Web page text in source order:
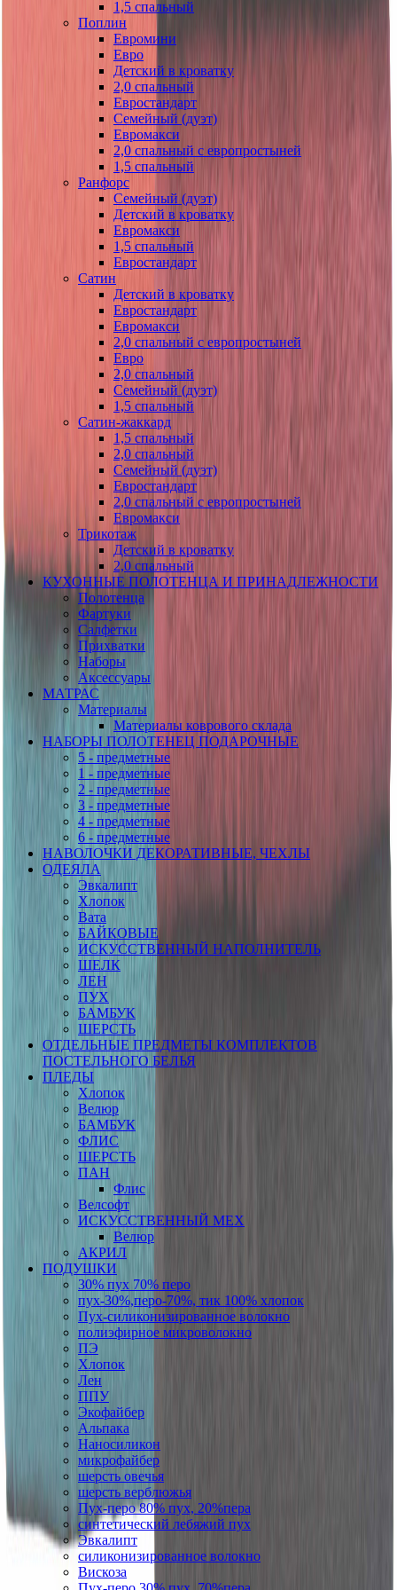
1,5 спальный
Поплин
Евромини
Евро
Детский в кроватку
2,0 спальный
Евростандарт
Семейный (дуэт)
Евромакси
2,0 спальный с европростыней
1,5 спальный
Ранфорс
Семейный (дуэт)
Детский в кроватку
Евромакси
1,5 спальный
Евростандарт
Сатин
Детский в кроватку
Евростандарт
Евромакси
2,0 спальный с европростыней
Евро
2,0 спальный
Семейный (дуэт)
1,5 спальный
Сатин-жаккард
1,5 спальный
2,0 спальный
Семейный (дуэт)
Евростандарт
2,0 спальный с европростыней
Евромакси
Трикотаж
Детский в кроватку
2,0 спальный
КУХОННЫЕ ПОЛОТЕНЦА И ПРИНАДЛЕЖНОСТИ
Полотенца
Фартуки
Салфетки
Прихватки
Наборы
Аксессуары
МАТРАС
Материалы
Материалы коврового склада
НАБОРЫ ПОЛОТЕНЕЦ ПОДАРОЧНЫЕ
5 - предметные
1 - предметные
2 - предметные
3 - предметные
4 - предметные
6 - предметные
НАВОЛОЧКИ ДЕКОРАТИВНЫЕ, ЧЕХЛЫ
ОДЕЯЛА
Эвкалипт
Хлопок
Вата
БАЙКОВЫЕ
ИСКУССТВЕННЫЙ НАПОЛНИТЕЛЬ
ШЕЛК
ЛЕН
ПУХ
БАМБУК
ШЕРСТЬ
ОТДЕЛЬНЫЕ ПРЕДМЕТЫ КОМПЛЕКТОВ
ПОСТЕЛЬНОГО БЕЛЬЯ
ПЛЕДЫ
Хлопок
Велюр
БАМБУК
ФЛИС
ШЕРСТЬ
ПАН
Флис
Велсофт
ИСКУССТВЕННЫЙ МЕХ
Велюр
АКРИЛ
ПОДУШКИ
30% пух 70% перо
пух-30%,перо-70%, тик 100% хлопок
Пух-силиконизированное волокно
полиэфирное микроволокно
ПЭ
Хлопок
Лен
ППУ
Экофайбер
Альпака
Наносиликон
микрофайбер
шерсть овечья
шерсть верблюжья
Пух-перо 80% пух, 20%пера
синтетический лебяжий пух
Эвкалипт
силиконизированное волокно
Вискоза